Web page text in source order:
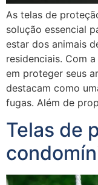
As telas de
solução essencial
estar dos animais
residenciais. Com
em proteger seus
destacam como
fugas. Além de
Telas de